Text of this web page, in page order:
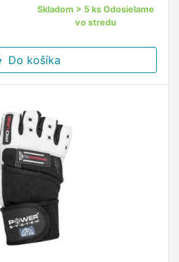
Skladom > 5 ks Odosielame
vo stredu
Do košíka